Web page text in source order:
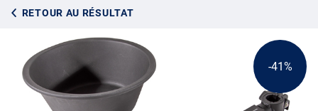
RETOUR AU RÉSULTAT
-41%